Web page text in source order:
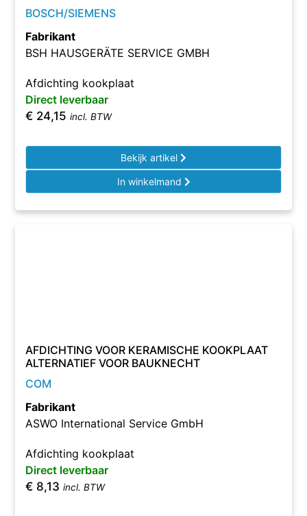
BOSCH/SIEMENS
Fabrikant
BSH HAUSGERÄTE SERVICE GMBH
Afdichting kookplaat
Direct leverbaar
€ 24,15 incl. BTW
Bekijk artikel
In winkelmand
AFDICHTING VOOR KERAMISCHE KOOKPLAAT
ALTERNATIEF VOOR BAUKNECHT
COM
Fabrikant
ASWO International Service GmbH
Afdichting kookplaat
Direct leverbaar
€ 8,13 incl. BTW